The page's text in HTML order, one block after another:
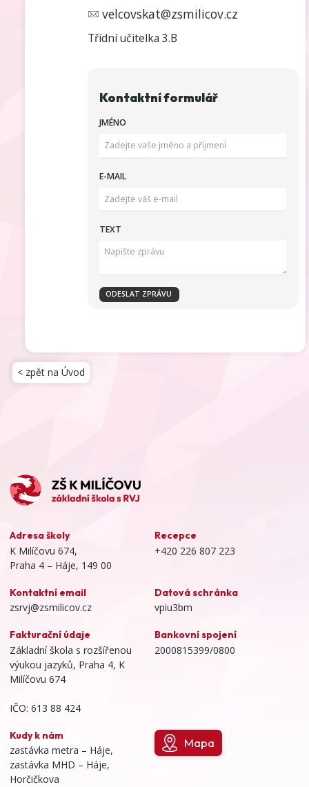
velcovskat@zsmilicov.cz
Třídní učitelka 3.B
Kontaktní formulář
JMÉNO
E-MAIL
TEXT
< zpět na Úvod
Adresa školy
K Milíčovu 674,
Praha 4 – Háje, 149 00
Recepce
+420 226 807 223
Kontaktní email
zsrvj@zsmilicov.cz
Datová schránka
vpiu3bm
Fakturační údaje
Základní škola s rozšířenou
výukou jazyků, Praha 4, K
Milíčovu 674
IČO: 613 88 424
Bankovní spojení
2000815399/0800
Kudy k nám
zastávka metra – Háje,
zastávka MHD – Háje,
Horčičkova
Mapa